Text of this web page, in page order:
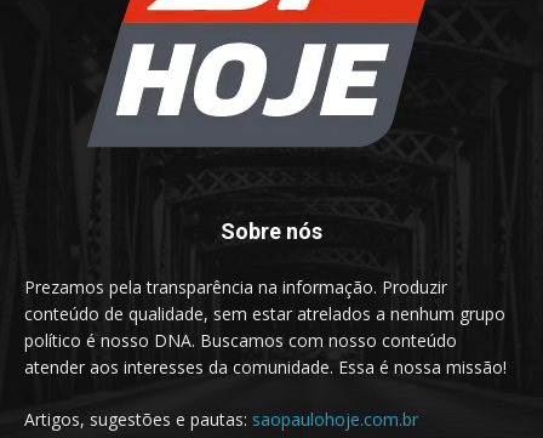
Sobre nós
Prezamos pela transparência na informação. Produzir
conteúdo de qualidade, sem estar atrelados a nenhum grupo
político é nosso DNA. Buscamos com nosso conteúdo
atender aos interesses da comunidade. Essa é nossa missão!
Artigos, sugestões e pautas: saopaulohoje.com.br